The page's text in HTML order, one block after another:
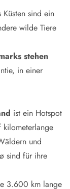
Küsten sind ein
wilde Tiere
stehen
in einer
ist ein Hotspot
kilometerlange
und
sind für ihre
3.600 km lange